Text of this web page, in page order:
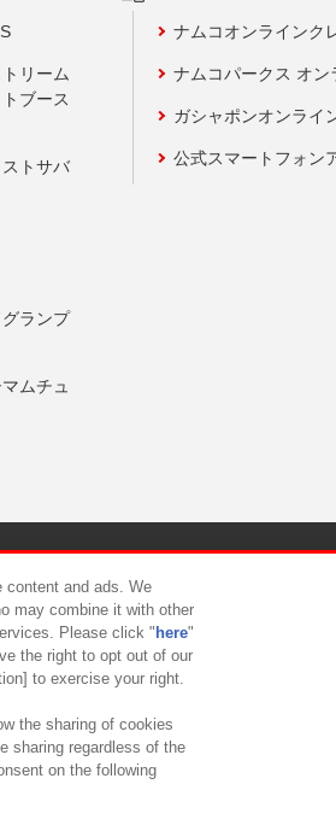
リーム
ブース
トサバ
ランプ
ムチュ
ナムコオンラインク
ナムコパークス オン
ガシャポンオンライ
公式スマートフォン
マーハラスメント対応方針
content and ads. We
may combine it with other
Please click " here"
the right to opt out of our
to exercise your right.
the sharing of cookies
sharing regardless of the
on the following